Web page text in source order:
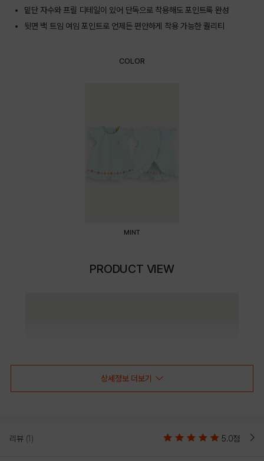
밑단 자수와 프릴 디테일이 있어 단독으로 착용해도 포인트룩 완성
뒷면 백 트임 여임 포인트로 언제든 편안하게 착용 가능한 퀄리티
COLOR
MINT
PRODUCT VIEW
상세정보 더보기
리뷰 (1) 5.0점